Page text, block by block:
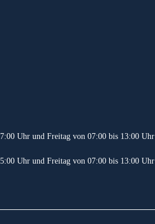
Uhr und Freitag von 07:00 bis 13:00 Uhr
Uhr und Freitag von 07:00 bis 13:00 Uhr